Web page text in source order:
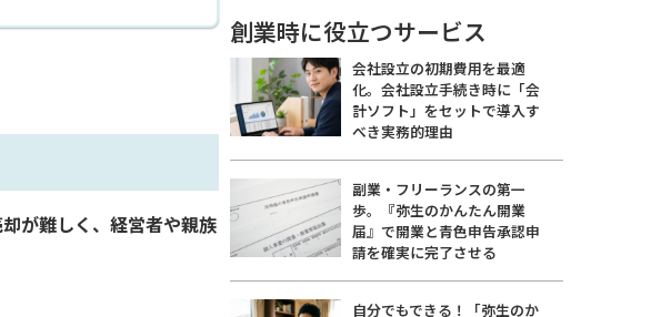
が難しく、経営者や親族
創業時に役立つサービス
会社設立の初期費用を最適
化。会社設立手続き時に「会
計ソフト」をセットで導入す
べき実務的理由
副業・フリーランスの第一
歩。『弥生のかんたん開業
届』で開業と青色申告承認申
請を確実に完了させる
自分でもできる！「弥生のか